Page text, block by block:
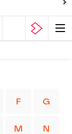
F G
M N